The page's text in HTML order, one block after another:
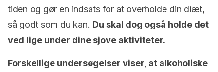
tiden og gør en indsats for at overholde din diæt,
så godt som du kan. Du skal dog også holde det
ved lige under dine sjove aktiviteter.
Forskellige undersøgelser viser, at alkoholiske